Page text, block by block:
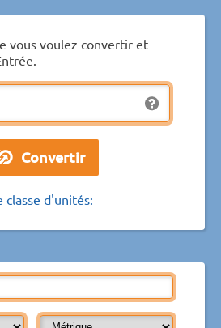
vous voulez convertir et
classe d'unités: